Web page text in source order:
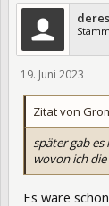
19. Juni 2023
Zitat von
später gab
wovon ich
Es wäre